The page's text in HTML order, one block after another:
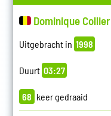
Dominique Collier
Uitgebracht in 1998
Duurt 03:27
68 keer gedraaid